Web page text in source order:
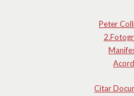
Peter
Citar